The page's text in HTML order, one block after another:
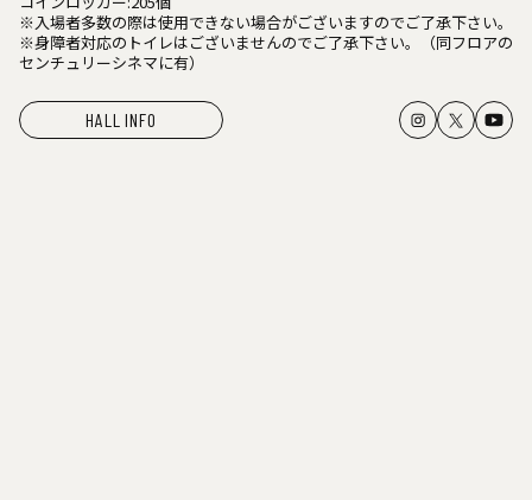
※入場者多数の際は使用できない場合がございますのでご了承下さい。
※身障者対応のトイレはございませんのでご了承下さい。（同フロアの
センチュリーシネマに有）
HALL INFO